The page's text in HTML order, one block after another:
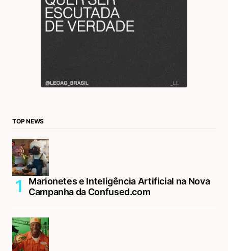
TOP NEWS
Marionetes e Inteligência Artificial na Nova
Campanha da Confused.com